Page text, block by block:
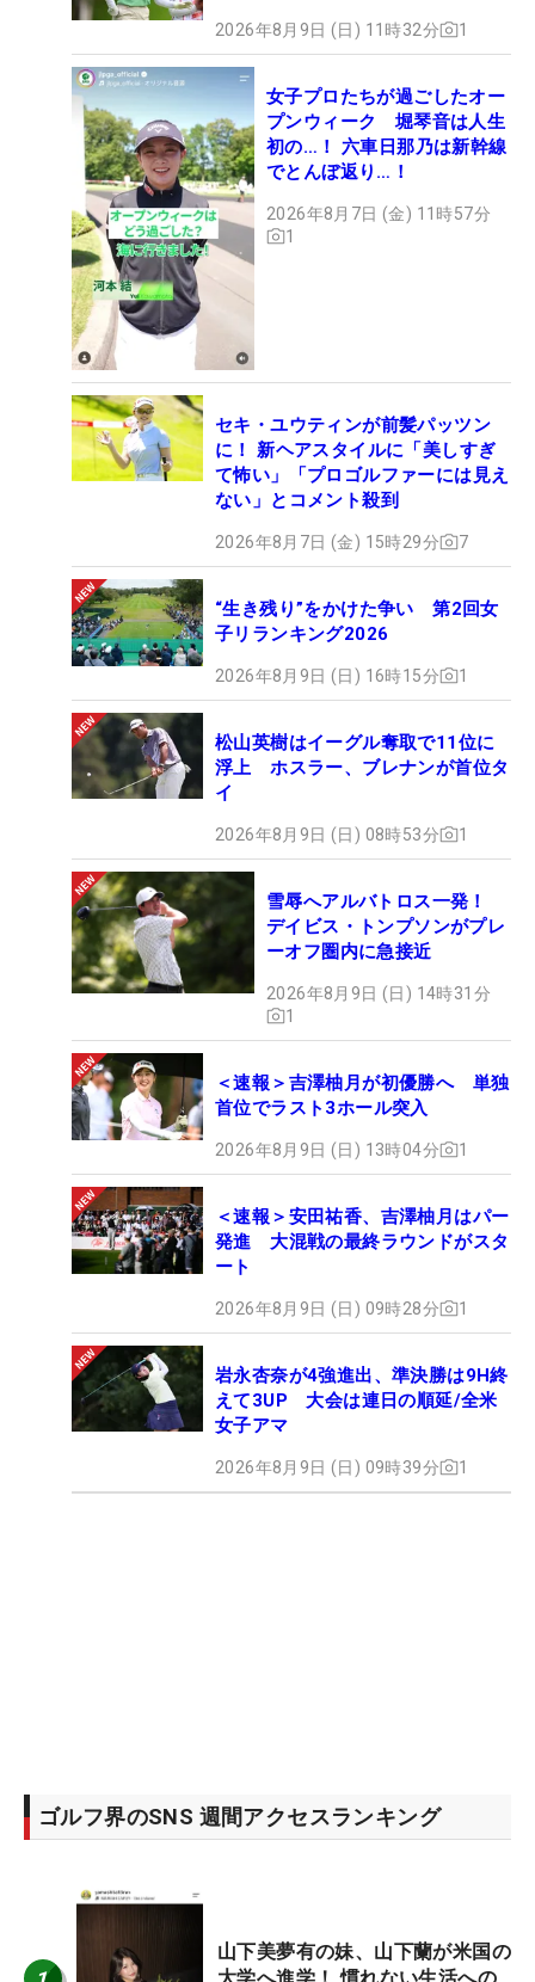
2026年8月9日 (日) 11時32分 1
女子プロたちが過ごしたオー
プンウィーク 堀琴音は人生
初の…！ 六車日那乃は新幹線
でとんぼ返り…！
2026年8月7日 (金) 11時57分
1
セキ・ユウティンが前髪パッツン
に！ 新ヘアスタイルに「美しすぎ
て怖い」「プロゴルファーには見え
ない」とコメント殺到
2026年8月7日 (金) 15時29分 7
“生き残り”をかけた争い 第2回女
子リランキング2026
2026年8月9日 (日) 16時15分 1
松山英樹はイーグル奪取で11位に
浮上 ホスラー、ブレナンが首位タ
イ
2026年8月9日 (日) 08時53分 1
雪辱へアルバトロス一発！
デイビス・トンプソンがプレ
ーオフ圏内に急接近
2026年8月9日 (日) 14時31分
1
＜速報＞吉澤柚月が初優勝へ 単独
首位でラスト3ホール突入
2026年8月9日 (日) 13時04分 1
＜速報＞安田祐香、吉澤柚月はパー
発進 大混戦の最終ラウンドがスタ
ート
2026年8月9日 (日) 09時28分 1
岩永杏奈が4強進出、準決勝は9H終
えて3UP 大会は連日の順延/全米
女子アマ
2026年8月9日 (日) 09時39分 1
ゴルフ界のSNS 週間アクセスランキング
山下美夢有の妹、山下蘭が米国の